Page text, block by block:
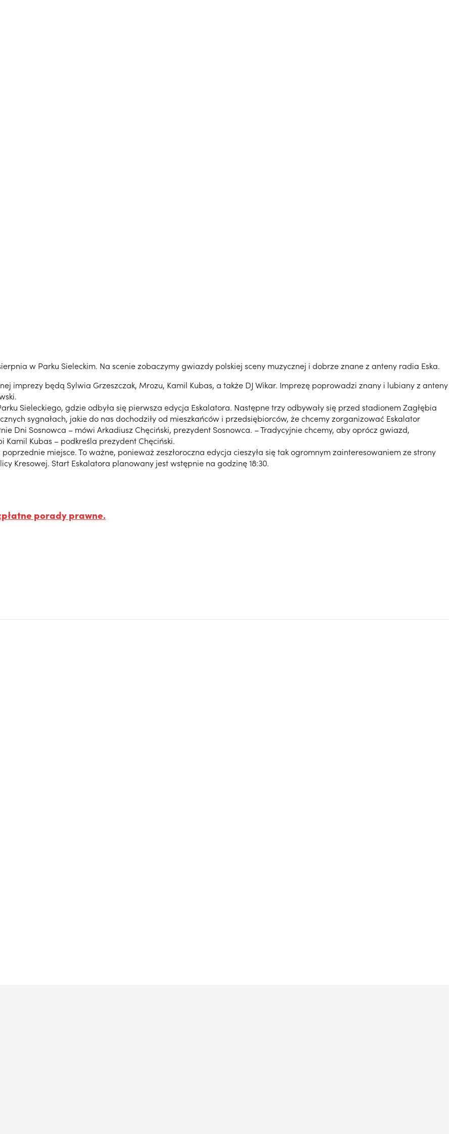
w Parku Sieleckim. Na scenie zobaczymy gwiazdy polskiej sceny muzycznej i dobrze znane z anteny radia Eska.
imprezy będą Sylwia Grzeszczak, Mrozu, Kamil Kubas, a także DJ Wikar. Imprezę poprowadzi znany i lubiany z anteny
Sieleckiego, gdzie odbyła się pierwsza edycja Eskalatora. Następne trzy odbywały się przed stadionem Zagłębia
sygnałach, jakie do nas dochodziły od mieszkańców i przedsiębiorców, że chcemy zorganizować Eskalator
Dni Sosnowca – mówi Arkadiusz Chęciński, prezydent Sosnowca. – Tradycyjnie chcemy, aby oprócz gwiazd,
Kubas – podkreśla prezydent Chęciński.
miejsce. To ważne, ponieważ zeszłoroczna edycja cieszyła się tak ogromnym zainteresowaniem ze strony
Kresowej. Start Eskalatora planowany jest wstępnie na godzinę 18:30.
porady prawne.